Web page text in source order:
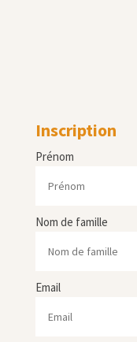
Inscription
Prénom
Nom de famille
Email